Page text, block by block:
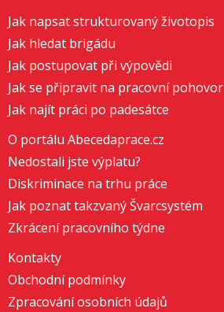
Jak napsat strukturovaný životopis
Jak hledat brigádu
Jak postupovat při výpovědi
Jak se připravit na pracovní pohovor
Jak najít práci po padesátce
O portálu Abecedaprace.cz
Nedostali jste výplatu?
Diskriminace na trhu práce
Jak poznat takzvaný Švarcsystém
Zkrácení pracovního týdne
Kontakty
Obchodní podmínky
Zpracování osobních údajů